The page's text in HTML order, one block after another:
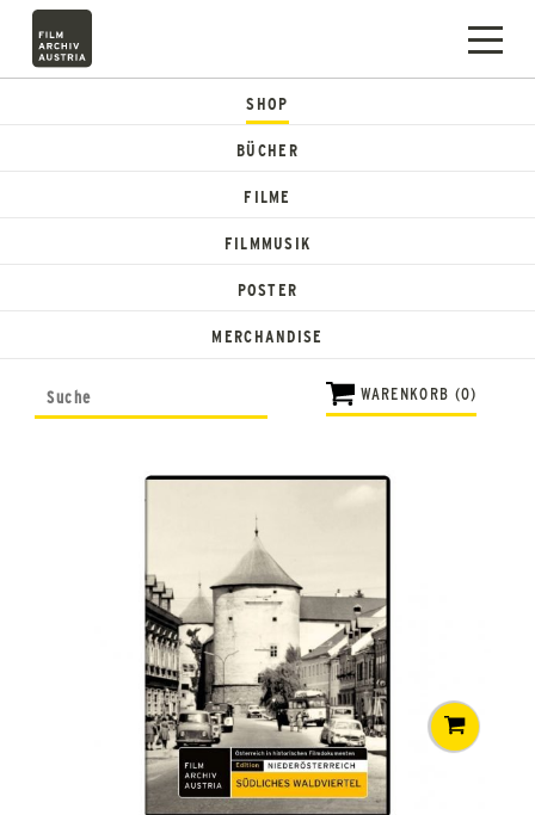
SHOP
BÜCHER
FILME
FILMMUSIK
POSTER
MERCHANDISE
WARENKORB (0)